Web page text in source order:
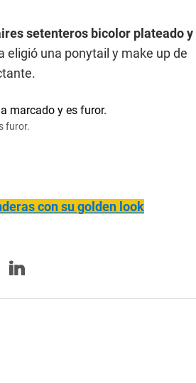
setenteros bicolor plateado y
eligió una ponytail y make up de
furor.
con su golden look